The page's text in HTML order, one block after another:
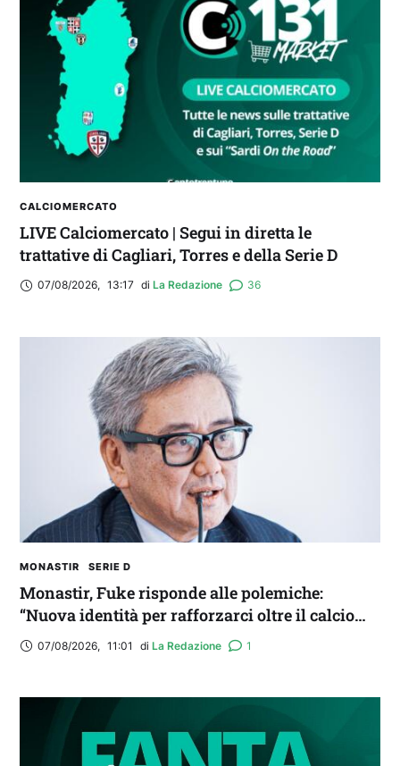
Balliana: “Firmare con la Bora è come andare al
Real Madrid. Ora obiettivo Lunigiana”
CALCIOMERCATO
LIVE Calciomercato | Segui in diretta le
trattative di Cagliari, Torres e della Serie D
07/08/2026, 13:17 di La Redazione 36
MONASTIR SERIE D
Monastir, Fuke risponde alle polemiche:
“Nuova identità per rafforzarci oltre il calcio
locale”
07/08/2026, 11:01 di La Redazione 1